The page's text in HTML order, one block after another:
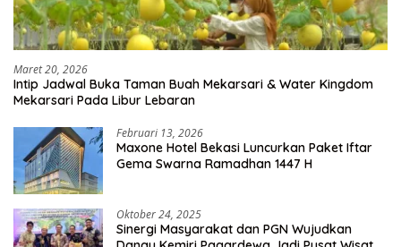
Maret 20, 2026
Intip Jadwal Buka Taman Buah Mekarsari & Water Kingdom
Mekarsari Pada Libur Lebaran
Februari 13, 2026
Maxone Hotel Bekasi Luncurkan Paket Iftar
Gema Swarna Ramadhan 1447 H
Oktober 24, 2025
Sinergi Masyarakat dan PGN Wujudkan